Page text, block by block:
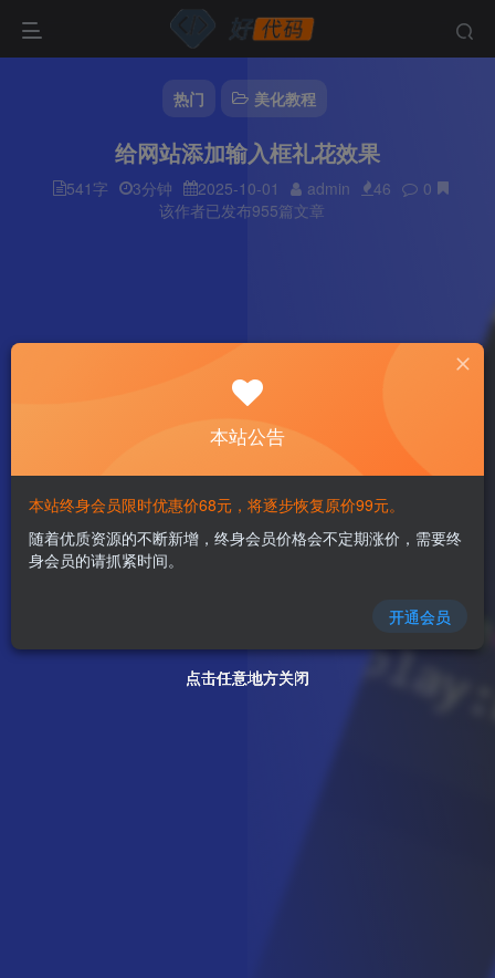
热门 美化教程
给网站添加输入框礼花效果
541字 3分钟 2025-10-01 admin 46
0
该作者已发布955篇文章
点击任意地方关闭
点击任意地方关闭
点击任意地方关闭
点击任意地方关闭
本站公告
本站终身会员限时优惠价68元，将逐步恢复原价99元。
随着优质资源的不断新增，终身会员价格会不定期涨价，需要终
身会员的请抓紧时间。
开通会员